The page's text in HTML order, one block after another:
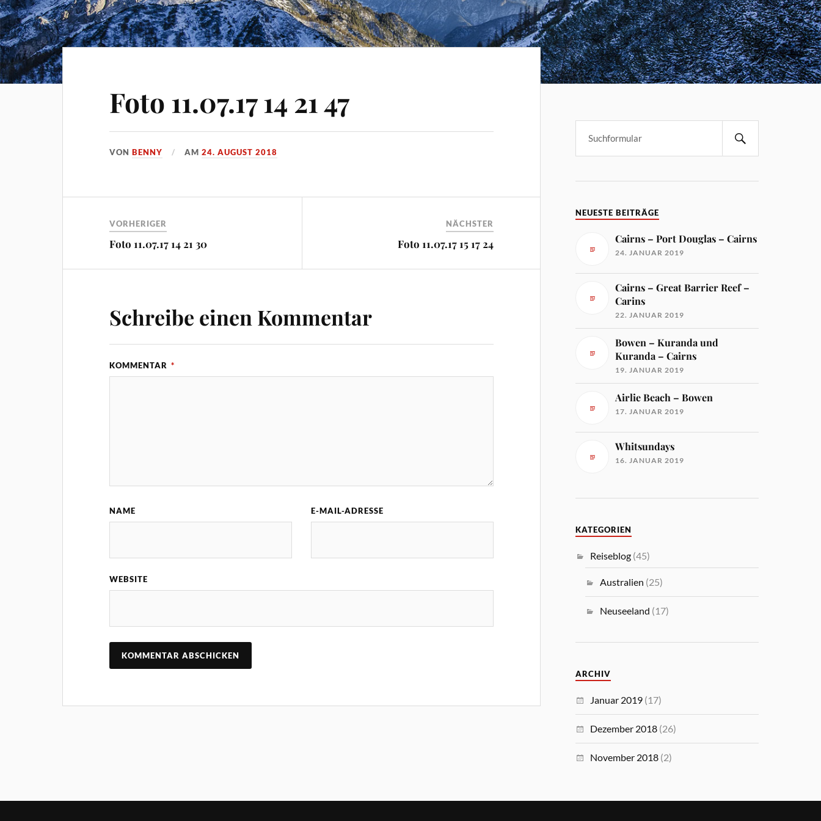
Foto 11.07.17 14 21 47
VONBENNY AM24. AUGUST 2018
VORHERIGER
Foto 11.07.17 14 21 30
NÄCHSTER
Foto 11.07.17 15 17 24
Schreibe einen Kommentar
KOMMENTAR *
NAME E-MAIL-ADRESSE
WEBSITE
NEUESTE BEITRÄGE
Cairns – Port Douglas – Cairns
24. JANUAR 2019
Cairns – Great Barrier Reef –
Carins
22. JANUAR 2019
Bowen – Kuranda und
Kuranda – Cairns
19. JANUAR 2019
Airlie Beach – Bowen
17. JANUAR 2019
Whitsundays
16. JANUAR 2019
KATEGORIEN
Reiseblog (45)
Australien (25)
Neuseeland (17)
ARCHIV
Januar 2019 (17)
Dezember 2018 (26)
November 2018 (2)